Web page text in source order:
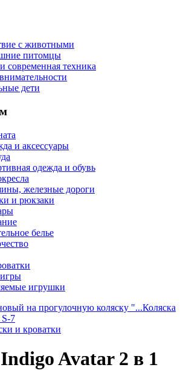
с животными
питомцы
современная техника
дети
и аксессуары
одежда и обувь
железные дороги
и рюкзаки
белье
игрушки
на прогулочную коляску "...Коляска
7
и кроватки
Avatar 2 в 1